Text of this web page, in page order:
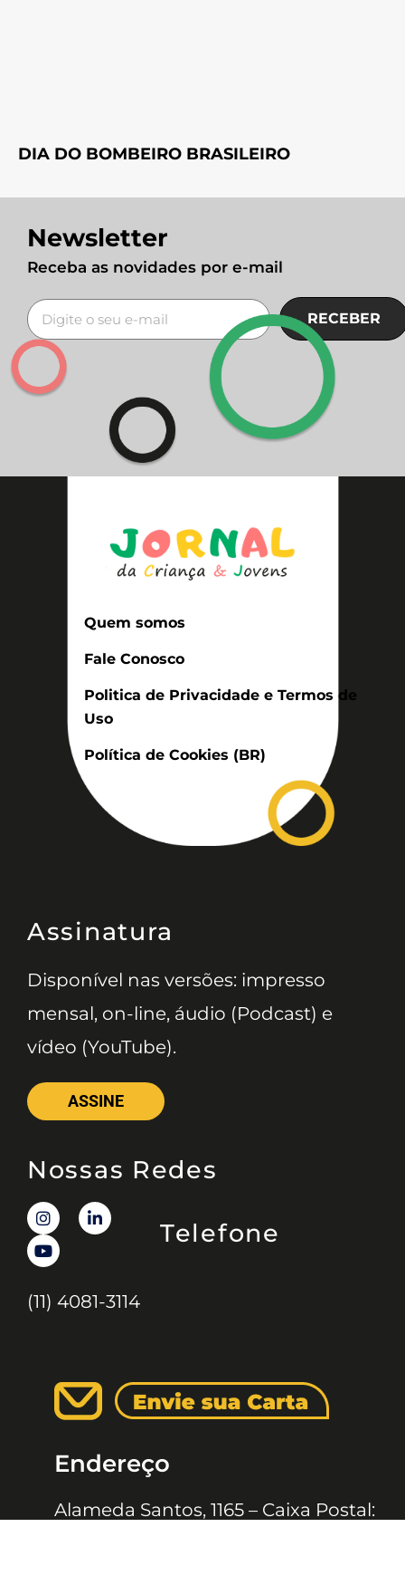
DIA DO BOMBEIRO BRASILEIRO
Newsletter
Receba as novidades por e-mail
RECEBER
Quem somos
Fale Conosco
Politica de Privacidade e Termos de
Uso
Política de Cookies (BR)
Assinatura
Disponível nas versões: impresso
mensal, on-line, áudio (Podcast) e
vídeo (YouTube).
ASSINE
Nossas Redes
Telefone
(11) 4081-3114
Endereço
Alameda Santos, 1165 – Caixa Postal: